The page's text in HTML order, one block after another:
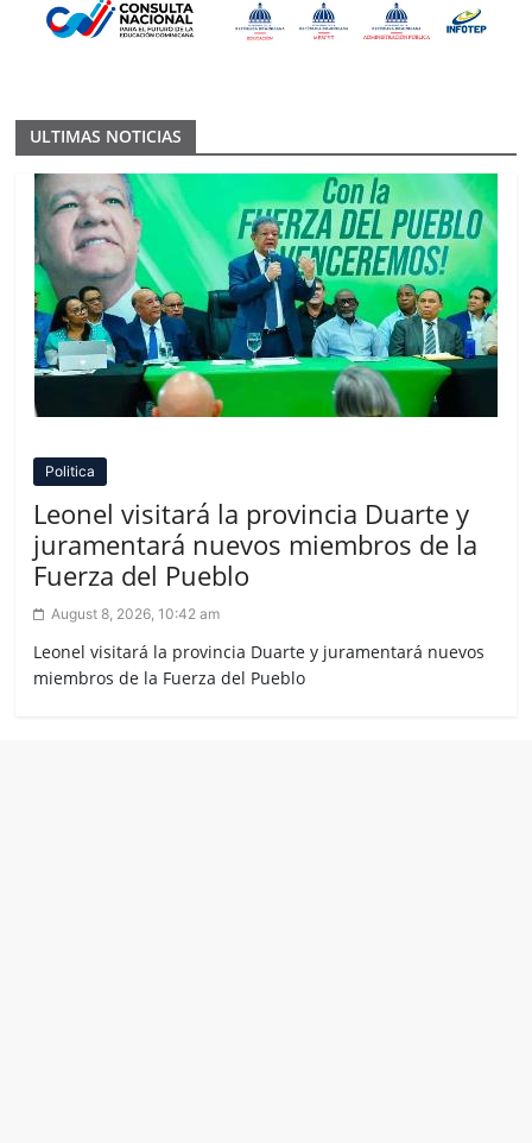
ULTIMAS NOTICIAS
Politica
Leonel visitará la provincia Duarte y
juramentará nuevos miembros de la
Fuerza del Pueblo
August 8, 2026, 10:42 am
Leonel visitará la provincia Duarte y juramentará nuevos
miembros de la Fuerza del Pueblo